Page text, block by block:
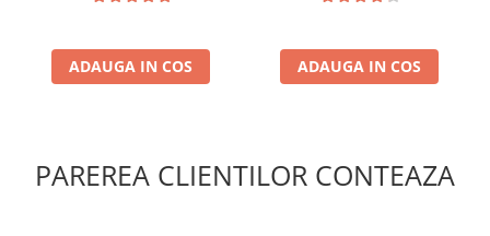
Puzzle 1500 piese
Puzzle 20 piese
Puzzle 40 piese
ADAUGA IN COS ADAUGA IN COS
PAREREA CLIENTILOR CONTEAZA